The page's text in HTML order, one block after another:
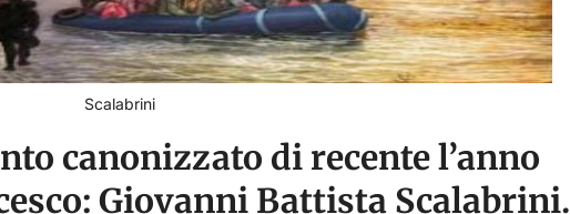
Scalabrini
canonizzato di recente l’anno
Giovanni Battista Scalabrini.